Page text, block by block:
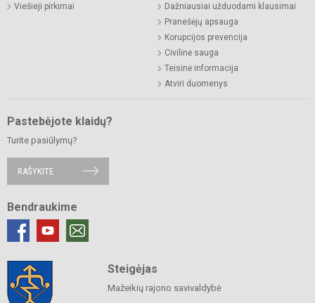
Viešieji pirkimai
Dažniausiai užduodami klausimai
Pranešėjų apsauga
Korupcijos prevencija
Civilinė sauga
Teisinė informacija
Atviri duomenys
Pastebėjote klaidų?
Turite pasiūlymų?
RAŠYKITE
Bendraukime
Steigėjas
Mažeikių rajono savivaldybė